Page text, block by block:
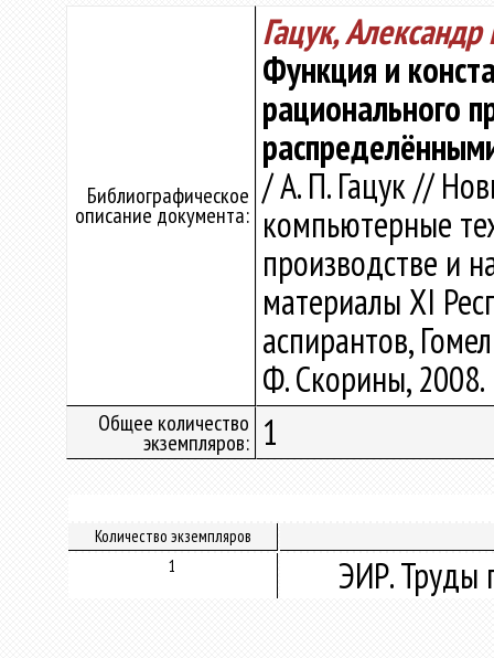
Библиографическое
описание документа:
Гацук,
Функция и
рационального
/ А. П. Гацук //
компьютерные
производстве и
материалы XI
аспирантов,
Ф. Скорины,
Общее количество
экземпляров: 1
Количество экземпляров
1
ЭИР. Труды